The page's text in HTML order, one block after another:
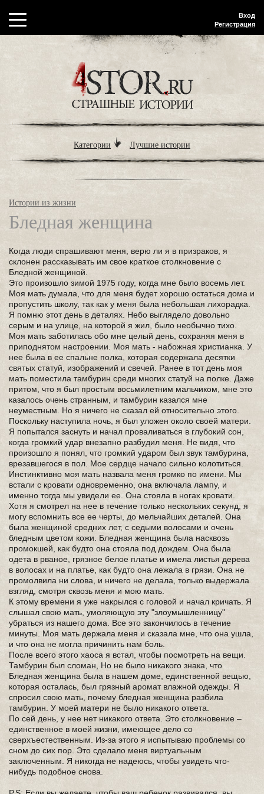
Вход
Регистрация
Категории Лучшие истории
Истории из жизни
Бледная женщина
Когда люди спрашивают меня, верю ли я в призраков, я
склонен рассказывать им свое краткое столкновение с
Бледной женщиной.
Это произошло зимой 1975 году, когда мне было восемь лет.
Моя мать думала, что для меня будет хорошо остаться дома и
пропустить школу, так как у меня была небольшая лихорадка.
Я помню этот день в деталях. Небо выглядело довольно
серым и на улице, на которой я жил, было необычно тихо.
Моя мать заботилась обо мне целый день, сохраняя меня в
приподнятом настроении. Моя мать - набожная христианка. У
нее была в ее спальне полка, которая содержала десятки
святых статуй, изображений и свечей. Ранее в тот день моя
мать поместила тамбурин среди многих статуй на полке. Даже
притом, что я был простым восьмилетним мальчиком, мне это
казалось очень странным, и тамбурин казался мне
неуместным. Но я ничего не сказал ей относительно этого.
Поскольку наступила ночь, я был уложен около своей матери.
Я попытался заснуть и начал проваливаться в глубокий сон,
когда громкий удар внезапно разбудил меня. Не видя, что
произошло я понял, что громкий ударом был звук тамбурина,
врезавшегося в пол. Мое сердце начало сильно колотиться.
Инстинктивно моя мать назвала меня громко по имени. Мы
встали с кровати одновременно, она включала лампу, и
именно тогда мы увидели ее. Она стояла в ногах кровати.
Хотя я смотрел на нее в течение только нескольких секунд, я
могу вспомнить все ее черты, до мельчайших деталей. Она
была женщиной средних лет, с седыми волосами и очень
бледным цветом кожи. Бледная женщина была насквозь
промокшей, как будто она стояла под дождем. Она была
одета в рваное, грязное белое платье и имела листья дерева
в волосах и на платье, как будто она лежала в грязи. Она не
промолвила ни слова, и ничего не делала, только выдержала
взгляд, смотря сквозь меня и мою мать.
К этому времени я уже накрылся с головой и начал кричать. Я
слышал свою мать, умоляющую эту "злоумышленницу"
убраться из нашего дома. Все это закончилось в течение
минуты. Моя мать держала меня и сказала мне, что она ушла,
и что она не могла причинить нам боль.
После всего этого хаоса я встал, чтобы посмотреть на вещи.
Тамбурин был сломан, Но не было никакого знака, что
Бледная женщина была в нашем доме, единственной вещью,
которая осталась, был грязный аромат влажной одежды. Я
спросил свою мать, почему бледная женщина разбила
тамбурин. У моей матери не было никакого ответа.
По сей день, у нее нет никакого ответа. Это столкновение –
единственное в моей жизни, имеющее дело со
сверхъестественным. Из-за этого я испытываю проблемы со
сном до сих пор. Это сделало меня виртуальным
заключенным. Я никогда не надеюсь, чтобы увидеть что-
нибудь подобное снова.